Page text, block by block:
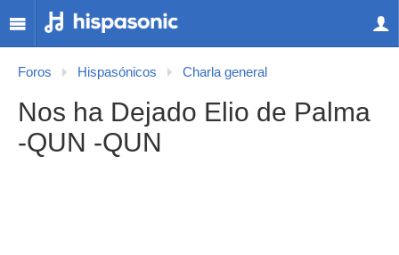
Foros Hispasónicos Charla general
Nos ha Dejado Elio de Palma
-QUN -QUN